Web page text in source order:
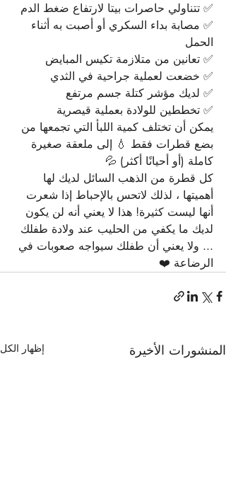
✅ تتناولي حاصرات بيتا لارتفاع ضغط الدم
✅ مصابة بداء السكري أو أصبت به أثناء
الحمل
✅ تعانين من متلازمة تكيس المبايض
✅ خضعت لعملية جراحية في الثدي
✅ لديك مؤشر كتلة جسم مرتفع
✅ تخططين للولادة بعملية قيصرية
يمكن أن تختلف كمية اللبأ التي تجمعها من
بضع قطرات فقط 💧 إلى ملعقة صغيرة
كاملة (أو أحيانًا أكثر) 💦
كل قطرة من الذهب السائل لديك لها
أهميتها ، لذلك لاتحس بالإحباط إذا شعرت
أنها ليست كثيرة! هذا لا يعني أنه لن يكون
لديك ما يكفي من الحليب عند ولادة طفلك
... ولا يعني أن طفلك سيواجه صعوبات في
الرضاعة ❤️
المنشورات الأخيرة إظهار الكل